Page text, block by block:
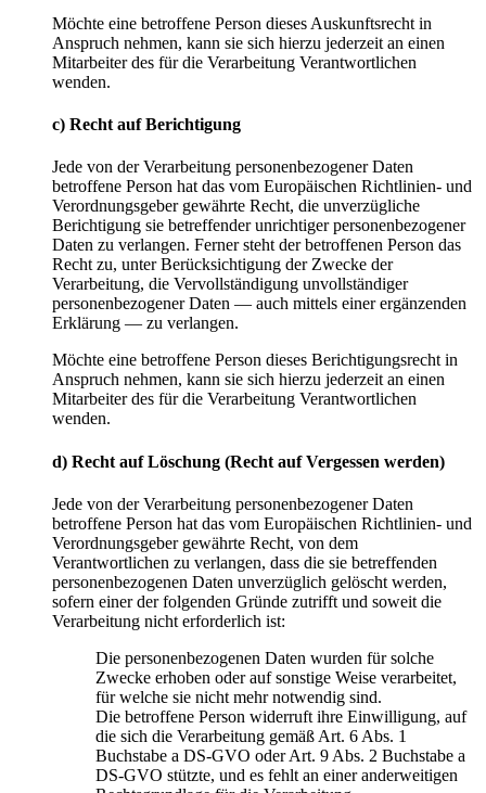
Möchte eine betroffene Person dieses Auskunftsrecht in
Anspruch nehmen, kann sie sich hierzu jederzeit an einen
Mitarbeiter des für die Verarbeitung Verantwortlichen
wenden.
c) Recht auf Berichtigung
Jede von der Verarbeitung personenbezogener Daten
betroffene Person hat das vom Europäischen Richtlinien- und
Verordnungsgeber gewährte Recht, die unverzügliche
Berichtigung sie betreffender unrichtiger personenbezogener
Daten zu verlangen. Ferner steht der betroffenen Person das
Recht zu, unter Berücksichtigung der Zwecke der
Verarbeitung, die Vervollständigung unvollständiger
personenbezogener Daten — auch mittels einer ergänzenden
Erklärung — zu verlangen.
Möchte eine betroffene Person dieses Berichtigungsrecht in
Anspruch nehmen, kann sie sich hierzu jederzeit an einen
Mitarbeiter des für die Verarbeitung Verantwortlichen
wenden.
d) Recht auf Löschung (Recht auf Vergessen werden)
Jede von der Verarbeitung personenbezogener Daten
betroffene Person hat das vom Europäischen Richtlinien- und
Verordnungsgeber gewährte Recht, von dem
Verantwortlichen zu verlangen, dass die sie betreffenden
personenbezogenen Daten unverzüglich gelöscht werden,
sofern einer der folgenden Gründe zutrifft und soweit die
Verarbeitung nicht erforderlich ist:
Die personenbezogenen Daten wurden für solche
Zwecke erhoben oder auf sonstige Weise verarbeitet,
für welche sie nicht mehr notwendig sind.
Die betroffene Person widerruft ihre Einwilligung, auf
die sich die Verarbeitung gemäß Art. 6 Abs. 1
Buchstabe a DS-GVO oder Art. 9 Abs. 2 Buchstabe a
DS-GVO stützte, und es fehlt an einer anderweitigen